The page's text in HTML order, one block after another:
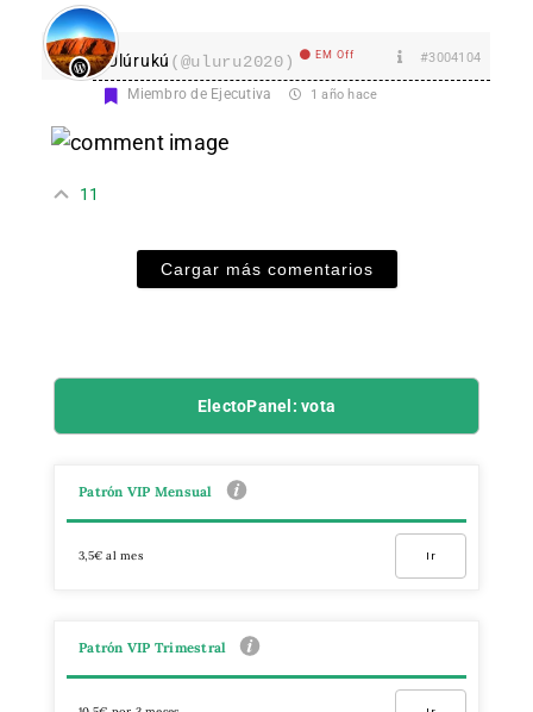
Ulúrukú (@uluru2020) EM Off #3004104
Miembro de Ejecutiva 1 año hace
11
Cargar más comentarios
ElectoPanel: vota
Patrón VIP Mensual
3,5€ al mes Ir
Patrón VIP Trimestral